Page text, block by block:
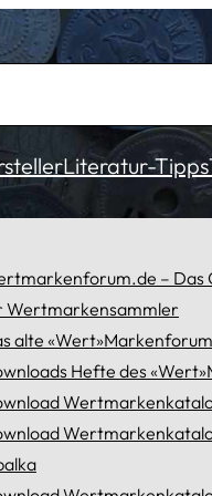
Literatur-Tipps
– Das
Wertmarkensammler
alte «Wert»Markenforum
Hefte des